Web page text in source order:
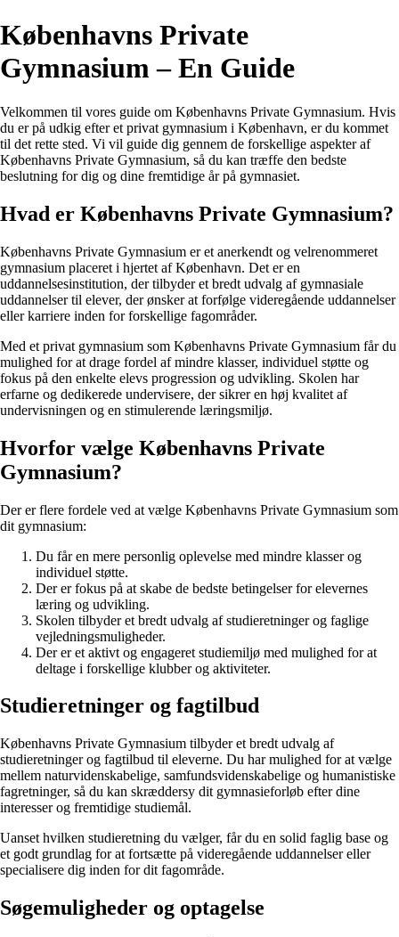
Københavns Private
Gymnasium – En Guide
Velkommen til vores guide om Københavns Private Gymnasium. Hvis
du er på udkig efter et privat gymnasium i København, er du kommet
til det rette sted. Vi vil guide dig gennem de forskellige aspekter af
Københavns Private Gymnasium, så du kan træffe den bedste
beslutning for dig og dine fremtidige år på gymnasiet.
Hvad er Københavns Private Gymnasium?
Københavns Private Gymnasium er et anerkendt og velrenommeret
gymnasium placeret i hjertet af København. Det er en
uddannelsesinstitution, der tilbyder et bredt udvalg af gymnasiale
uddannelser til elever, der ønsker at forfølge videregående uddannelser
eller karriere inden for forskellige fagområder.
Med et privat gymnasium som Københavns Private Gymnasium får du
mulighed for at drage fordel af mindre klasser, individuel støtte og
fokus på den enkelte elevs progression og udvikling. Skolen har
erfarne og dedikerede undervisere, der sikrer en høj kvalitet af
undervisningen og en stimulerende læringsmiljø.
Hvorfor vælge Københavns Private
Gymnasium?
Der er flere fordele ved at vælge Københavns Private Gymnasium som
dit gymnasium:
Du får en mere personlig oplevelse med mindre klasser og
individuel støtte.
Der er fokus på at skabe de bedste betingelser for elevernes
læring og udvikling.
Skolen tilbyder et bredt udvalg af studieretninger og faglige
vejledningsmuligheder.
Der er et aktivt og engageret studiemiljø med mulighed for at
deltage i forskellige klubber og aktiviteter.
Studieretninger og fagtilbud
Københavns Private Gymnasium tilbyder et bredt udvalg af
studieretninger og fagtilbud til eleverne. Du har mulighed for at vælge
mellem naturvidenskabelige, samfundsvidenskabelige og humanistiske
fagretninger, så du kan skræddersy dit gymnasieforløb efter dine
interesser og fremtidige studiemål.
Uanset hvilken studieretning du vælger, får du en solid faglig base og
et godt grundlag for at fortsætte på videregående uddannelser eller
specialisere dig inden for dit fagområde.
Søgemuligheder og optagelse